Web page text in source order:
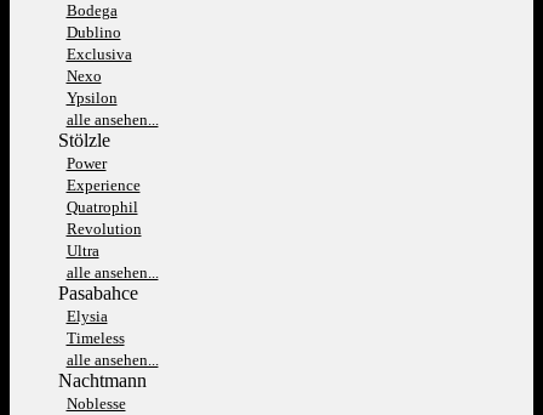
Bodega
Dublino
Exclusiva
Nexo
Ypsilon
alle ansehen...
Stölzle
Power
Experience
Quatrophil
Revolution
Ultra
alle ansehen...
Pasabahce
Elysia
Timeless
alle ansehen...
Nachtmann
Noblesse